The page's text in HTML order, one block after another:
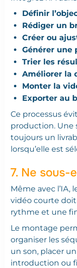
Définir
Rédiger un
Créer ou
Générer une
Trier les
Améliorer la
Monter la
Exporter au
Ce processus
production. Une
toujours un
lorsqu’elle est
7. Ne sous-
Même avec l’IA,
vidéo courte
rythme et une
Le montage
organiser les
un son, placer
introduction ou